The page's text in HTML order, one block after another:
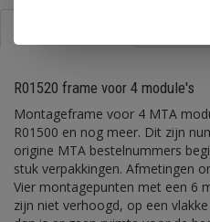
R01520 frame voor 4 module's
Montageframe voor 4 MTA
R01500 en nog meer. Dit zijn
origine MTA bestelnummers
stuk verpakkingen. Afmetingen
Vier montagepunten met een 6
zijn niet verhoogd, op een